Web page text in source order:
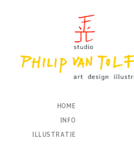
HOME
INFO
ILLUSTRATIE